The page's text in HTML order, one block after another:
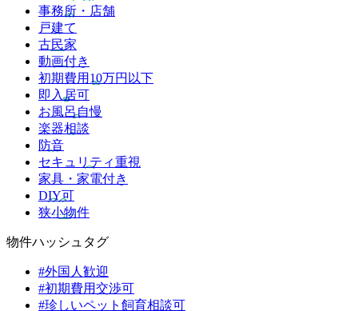
事務所・店舗
戸建て
古民家
動画付き
初期費用10万円以下
即入居可
お風呂自慢
楽器相談
防音
セキュリティ重視
家具・家電付き
DIY可
狭小物件
物件ハッシュタグ
#外国人歓迎
#初期費用交渉可
#珍しいペット飼育相談可